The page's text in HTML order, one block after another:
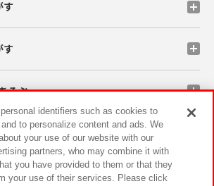
す
す
そぶ
ペーン
identifiers such as cookies to
to personalize content and ads. We
your use of our website with our
partners, who may combine it with
you have provided to them or that they
your use of their services. Please click